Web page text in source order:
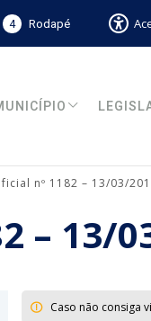
4 Rodapé
nº 1182 – 13/03/
– 13/
Caso não consiga